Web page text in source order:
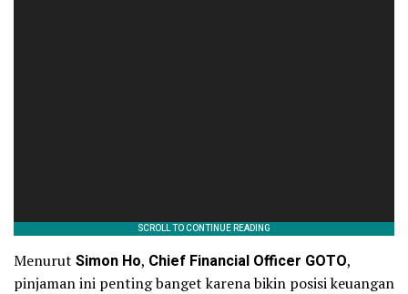
Menurut Simon Ho, Chief Financial Officer GOTO,
pinjaman ini penting banget karena bikin posisi keuangan